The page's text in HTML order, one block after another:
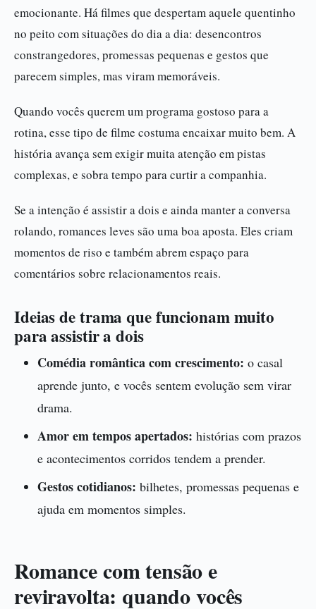
emocionante. Há filmes que despertam aquele quentinho
no peito com situações do dia a dia: desencontros
constrangedores, promessas pequenas e gestos que
parecem simples, mas viram memoráveis.
Quando vocês querem um programa gostoso para a
rotina, esse tipo de filme costuma encaixar muito bem. A
história avança sem exigir muita atenção em pistas
complexas, e sobra tempo para curtir a companhia.
Se a intenção é assistir a dois e ainda manter a conversa
rolando, romances leves são uma boa aposta. Eles criam
momentos de riso e também abrem espaço para
comentários sobre relacionamentos reais.
Ideias de trama que funcionam muito
para assistir a dois
Comédia romântica com crescimento: o casal
aprende junto, e vocês sentem evolução sem virar
drama.
Amor em tempos apertados: histórias com prazos
e acontecimentos corridos tendem a prender.
Gestos cotidianos: bilhetes, promessas pequenas e
ajuda em momentos simples.
Romance com tensão e
reviravolta: quando vocês